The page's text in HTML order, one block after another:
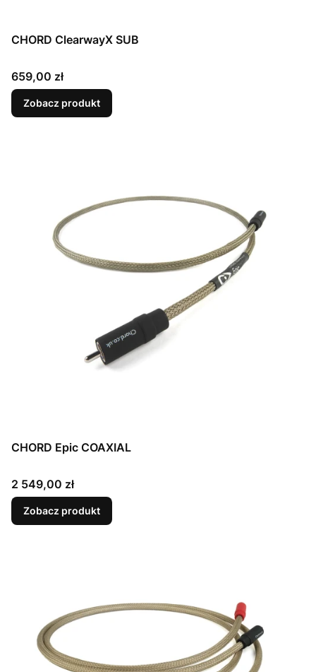
CHORD ClearwayX SUB
Cena
659,00 zł
Zobacz produkt
CHORD Epic COAXIAL
Cena
2 549,00 zł
Zobacz produkt